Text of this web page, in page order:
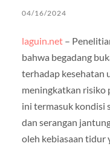
04/16/2024
laguin.net–
bahwa begadang
terhadap kesehatan
meningkatkan risiko
ini termasuk kondisi
dan serangan
oleh kebiasaan tidur